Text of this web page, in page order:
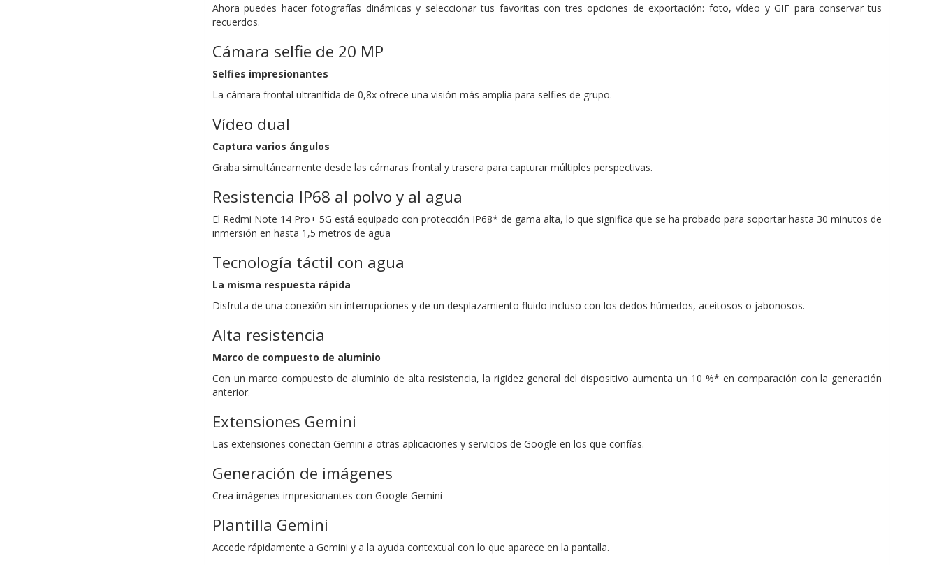
Ahora puedes hacer fotografías dinámicas y seleccionar tus favoritas con tres opciones de exportación: foto, vídeo y GIF para conservar tus
recuerdos.
Cámara selfie de 20 MP
Selfies impresionantes
La cámara frontal ultranítida de 0,8x ofrece una visión más amplia para selfies de grupo.
Vídeo dual
Captura varios ángulos
Graba simultáneamente desde las cámaras frontal y trasera para capturar múltiples perspectivas.
Resistencia IP68 al polvo y al agua
El Redmi Note 14 Pro+ 5G está equipado con protección IP68* de gama alta, lo que significa que se ha probado para soportar hasta 30 minutos de
inmersión en hasta 1,5 metros de agua
Tecnología táctil con agua
La misma respuesta rápida
Disfruta de una conexión sin interrupciones y de un desplazamiento fluido incluso con los dedos húmedos, aceitosos o jabonosos.
Alta resistencia
Marco de compuesto de aluminio
Con un marco compuesto de aluminio de alta resistencia, la rigidez general del dispositivo aumenta un 10 %* en comparación con la generación
anterior.
Extensiones Gemini
Las extensiones conectan Gemini a otras aplicaciones y servicios de Google en los que confías.
Generación de imágenes
Crea imágenes impresionantes con Google Gemini
Plantilla Gemini
Accede rápidamente a Gemini y a la ayuda contextual con lo que aparece en la pantalla.